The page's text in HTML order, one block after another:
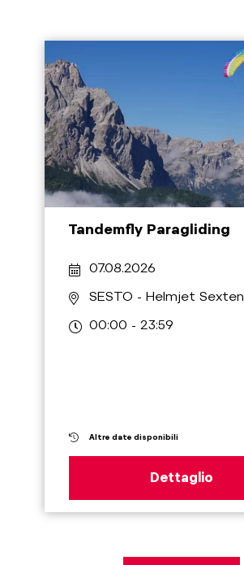
Tandemfly Paragliding
07.08.2026
SESTO - Helmjet Sexten
00:00 - 23:59
Altre date disponibili
Dettaglio